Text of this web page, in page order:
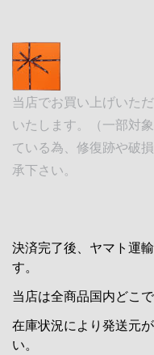
当店でお買い上げいた
いたします。（一部対
ている為、修復跡や破
承下さい。
決済完了後、ヤマト運
す。
当店は全商品国内どこ
在庫状況により発送元
い。